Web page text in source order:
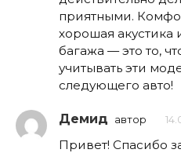
приятными.
хорошая акустика
багажа — это то,
учитывать эти
следующего авто!
Демид автор
Привет! Спасибо